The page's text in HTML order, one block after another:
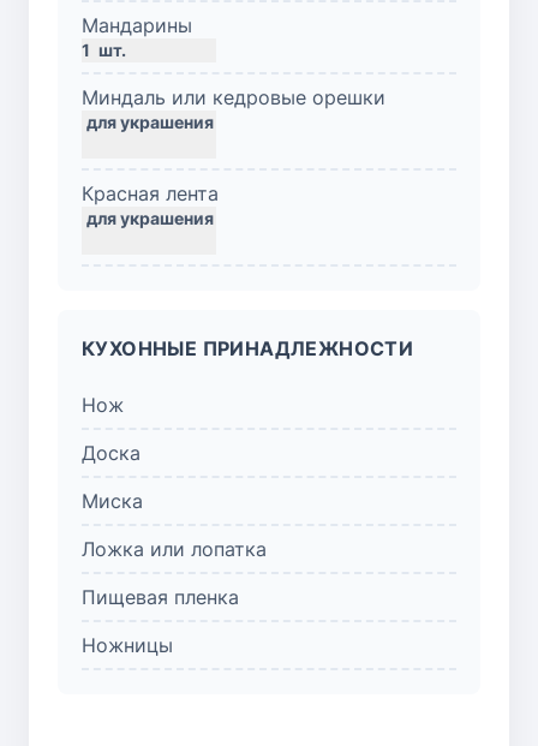
Мандарины
1 шт.
Миндаль или кедровые орешки
Красная лента
КУХОННЫЕ ПРИНАДЛЕЖНОСТИ
Нож
Доска
Миска
Ложка или лопатка
Пищевая пленка
Ножницы